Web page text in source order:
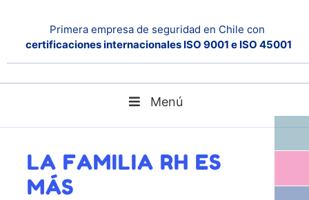
Primera empresa de seguridad en Chile con
certificaciones internacionales ISO 9001 e ISO 45001
Menú
La familia RH es MÁS
LA FAMILIA RH ES
MÁS